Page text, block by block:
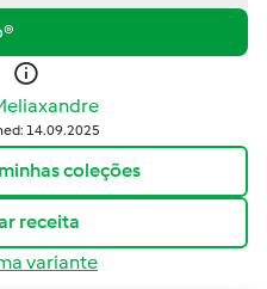
14.09.2025
coleções
receita
variante